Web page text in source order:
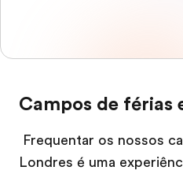
Campos de férias
Frequentar os nossos
Londres é uma